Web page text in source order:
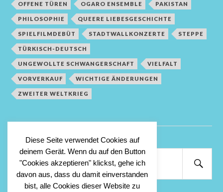
OFFENE TÜREN OGARO ENSEMBLE PAKISTAN
PHILOSOPHIE QUEERE LIEBESGESCHICHTE
SPIELFILMDEBÜT STADTWALLKONZERTE STEPPE
TÜRKISCH-DEUTSCH
UNGEWOLLTE SCHWANGERSCHAFT VIELFALT
VORVERKAUF WICHTIGE ÄNDERUNGEN
ZWEITER WELTKRIEG
Suchen
nach:
Diese Seite verwendet Cookies auf
deinem Gerät. Wenn du auf den Button
"Cookies akzeptieren" klickst, gehe ich
davon aus, dass du damit einverstanden
bist, alle Cookies dieser Website zu